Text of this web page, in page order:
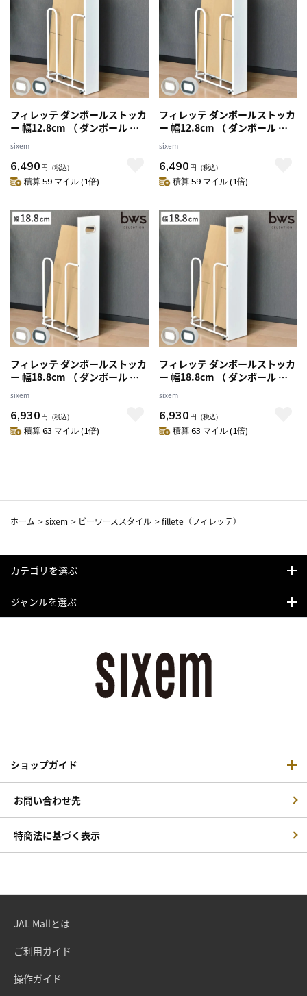
フィレッテ ダンボールストッカ
ー 幅12.8cm （ ダンボール 収
納 ストッカー W120 キャスター
付 段ボール スリム 目隠し パネ
ル付き 隙間収納 紙袋 段ボール
ストッカー 古紙 ストック マグ
sixem
6,490 円 （税込）
積算 59 マイル (1倍)
フィレッテ ダンボールストッカ
ー 幅12.8cm （ ダンボール 収
納 ストッカー W120 キャスター
付 段ボール スリム 目隠し パネ
ル付き 隙間収納 紙袋 段ボール
ストッカー 古紙 ストック マグ
sixem
6,490 円 （税込）
積算 59 マイル (1倍)
フィレッテ ダンボールストッカ
ー 幅18.8cm （ ダンボール 収
納 ストッカー W180 キャスター
ル付き 隙間収納 紙袋 段ボール
ストッカー 古紙 ストック マグ
sixem
6,930 円 （税込）
積算 63 マイル (1倍)
フィレッテ ダンボールストッカ
ー 幅18.8cm （ ダンボール 収
納 ストッカー W180 キャスター
ル付き 隙間収納 紙袋 段ボール
ストッカー 古紙 ストック マグ
sixem
6,930 円 （税込）
積算 63 マイル (1倍)
ホーム >sixem > ビーワーススタイル >fillete（フィレッテ）
カテゴリを選ぶ
ジャンルを選ぶ
ショップガイド
お問い合わせ先
特商法に基づく表示
JAL Mallとは
ご利用ガイド
操作ガイド